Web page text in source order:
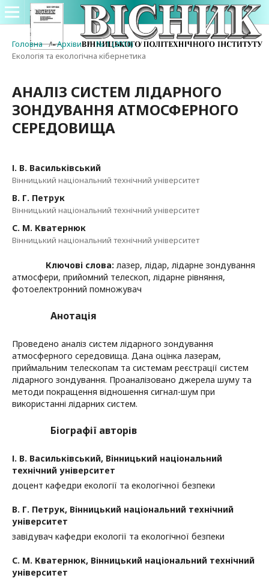
Головна / Архіви / № 1 (2010) /
Екологія та екологічна кібернетика
АНАЛІЗ СИСТЕМ ЛІДАРНОГО
ЗОНДУВАННЯ АТМОСФЕРНОГО
СЕРЕДОВИЩА
І. В. Васильківський
Вінницький національний технічний університет
В. Г. Петрук
Вінницький національний технічний університет
С. М. Кватернюк
Вінницький національний технічний університет
Ключові слова: лазер, лідар, лідарне зондування
атмосфери, прийомний телескоп, лідарне рівняння,
фотоелектронний помножувач
Анотація
Проведено аналіз систем лідарного зондування
атмосферного середовища. Дана оцінка лазерам,
приймальним телескопам та системам реєстрації систем
лідарного зондування. Проаналізовано джерела шуму та
методи покращення відношення сигнал-шум при
використанні лідарних систем.
Біографії авторів
І. В. Васильківський, Вінницький національний
технічний університет
доцент кафедри екології та екологічної безпеки
В. Г. Петрук, Вінницький національний технічний
університет
завідувач кафедри екології та екологічної безпеки
С. М. Кватернюк, Вінницький національний технічний
університет